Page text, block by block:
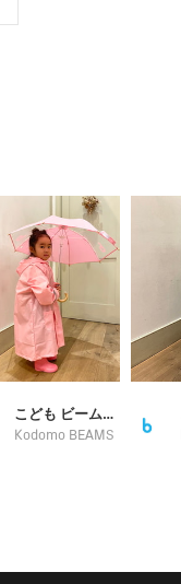
こども ビームス スタイリング
Kodomo BEAMS